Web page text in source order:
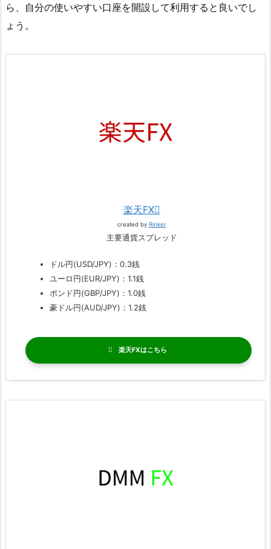
ら、自分の使いやすい口座を開設して利用すると良いでし
ょう。
楽天FX
created by Rinker
主要通貨スプレッド
ドル円(USD/JPY)：0.3銭
ユーロ円(EUR/JPY)：1.1銭
ポンド円(GBP/JPY)：1.0銭
豪ドル円(AUD/JPY)：1.2銭
楽天FX